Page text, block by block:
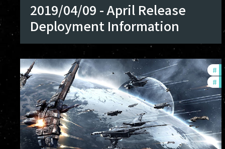
2019/04/09 - April Release
Deployment Information
#
#